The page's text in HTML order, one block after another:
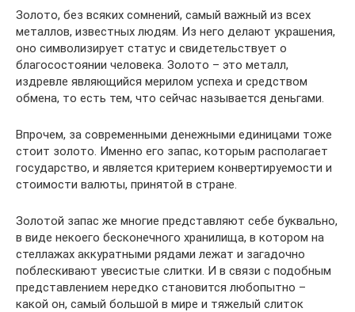
Золото, без всяких сомнений, самый важный из всех
металлов, известных людям. Из него делают украшения,
оно символизирует статус и свидетельствует о
благосостоянии человека. Золото – это металл,
издревле являющийся мерилом успеха и средством
обмена, то есть тем, что сейчас называется деньгами.
Впрочем, за современными денежными единицами тоже
стоит золото. Именно его запас, которым располагает
государство, и является критерием конвертируемости и
стоимости валюты, принятой в стране.
Золотой запас же многие представляют себе буквально,
в виде некоего бесконечного хранилища, в котором на
стеллажах аккуратными рядами лежат и загадочно
поблескивают увесистые слитки. И в связи с подобным
представлением нередко становится любопытно –
какой он, самый большой в мире и тяжелый слиток